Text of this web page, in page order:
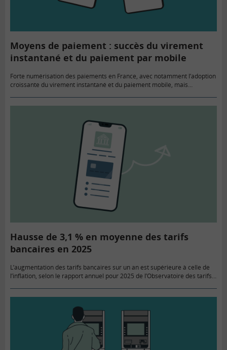
Moyens de paiement : succès du virement
instantané et du paiement par mobile
Forte numérisation des paiements en France, avec notamment l’adoption
croissante du virement instantané et du paiement mobile, mais
Hausse de 3,1 % en moyenne des tarifs
bancaires en 2025
L’augmentation des tarifs bancaires sur un an est supérieure à celle de
l’inflation, selon le rapport annuel pour 2025 de l’Observatoire des tarifs